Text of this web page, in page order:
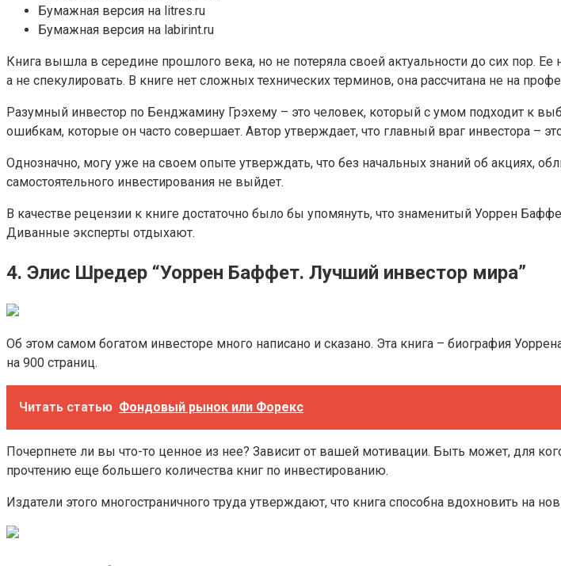
Бумажная версия на litres.ru
Бумажная версия на labirint.ru
Книга вышла в середине прошлого века, но не потеряла своей актуальности до сих пор.
а не спекулировать. В книге нет сложных технических терминов, она рассчитана не на
Разумный инвестор по Бенджамину Грэхему – это человек, который с умом подходит к
ошибкам, которые он часто совершает. Автор утверждает, что главный враг инвестора –
Однозначно, могу уже на своем опыте утверждать, что без начальных знаний об акциях,
самостоятельного инвестирования не выйдет.
В качестве рецензии к книге достаточно было бы упомянуть, что знаменитый Уоррен
Диванные эксперты отдыхают.
4. Элис Шредер “Уоррен Баффет. Лучший инвестор мира”
Об этом самом богатом инвесторе много написано и сказано. Эта книга – биография
на 900 страниц.
Читать статью Фондовый рынок или Форекс
Почерпнете ли вы что-то ценное из нее? Зависит от вашей мотивации. Быть может, для
прочтению еще большего количества книг по инвестированию.
Издатели этого многостраничного труда утверждают, что книга способна вдохновить на